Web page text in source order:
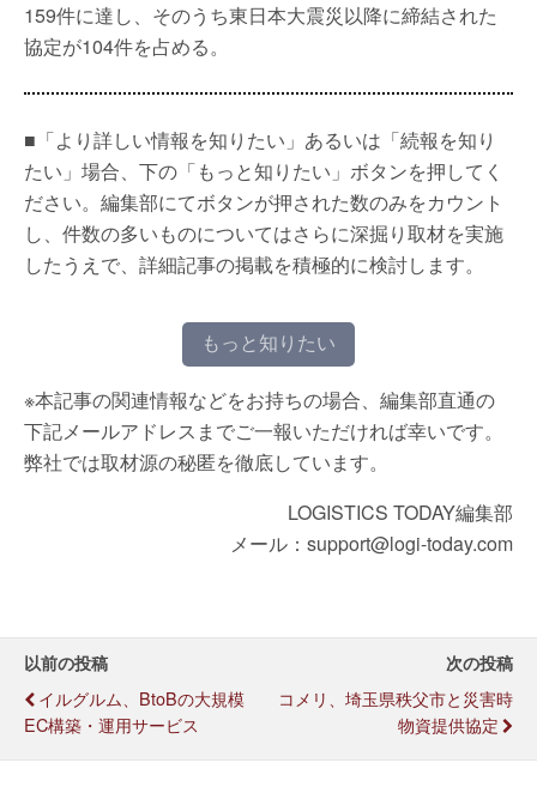
159件に達し、そのうち東日本大震災以降に締結された
協定が104件を占める。
■「より詳しい情報を知りたい」あるいは「続報を知り
たい」場合、下の「もっと知りたい」ボタンを押してく
ださい。編集部にてボタンが押された数のみをカウント
し、件数の多いものについてはさらに深掘り取材を実施
したうえで、詳細記事の掲載を積極的に検討します。
もっと知りたい
※本記事の関連情報などをお持ちの場合、編集部直通の
下記メールアドレスまでご一報いただければ幸いです。
弊社では取材源の秘匿を徹底しています。
LOGISTICS TODAY編集部
メール：support@logi-today.com
以前の投稿
イルグルム、BtoBの大規模
EC構築・運用サービス
次の投稿
コメリ、埼玉県秩父市と災害時
物資提供協定